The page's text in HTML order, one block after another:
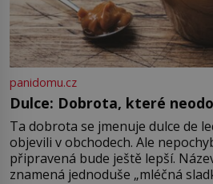
panidomu.cz
Dulce: Dobrota, které
Ta dobrota se jmenuje dulce de
objevili v obchodech. Ale
připravená bude ještě lepší.
znamená jednoduše „mléčná